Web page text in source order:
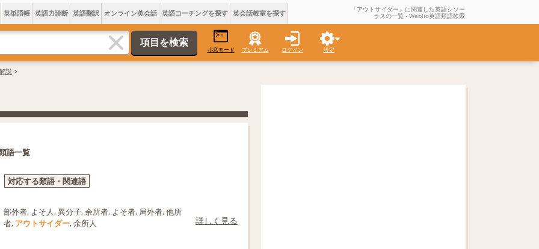
英単語帳 英語力診断 英語翻訳 オンライン英会話 英語コーチングを探す 英会話教室を探す 「アウトサイダー」に関連した英語シソー
ラスの一覧 - Weblio英語類語検索
小窓モード プレミアム ログイン 設定
説 >
語一覧
対応する類語・関連語
部外者, よそ人, 異分子, 余所者, よそ者, 局外者, 他所
者, アウトサイダー, 余所人 詳しく見る